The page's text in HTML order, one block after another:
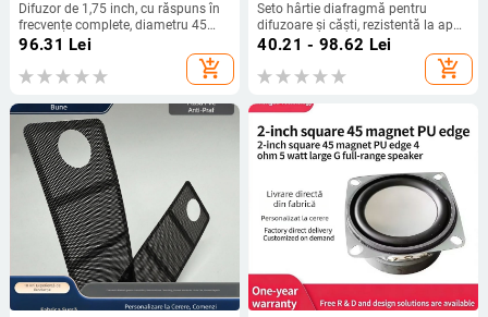
Difuzor de 1,75 inch, cu răspuns în
frecvențe complete, diametru 45
mm, 4 Ω, 10 W
96.31 Lei
add_shopping_cart
Seto hârtie diafragmă pentru
difuzoare și căști, rezistentă la apă
și praf
40.21 - 98.62 Lei
add_shopping_cart